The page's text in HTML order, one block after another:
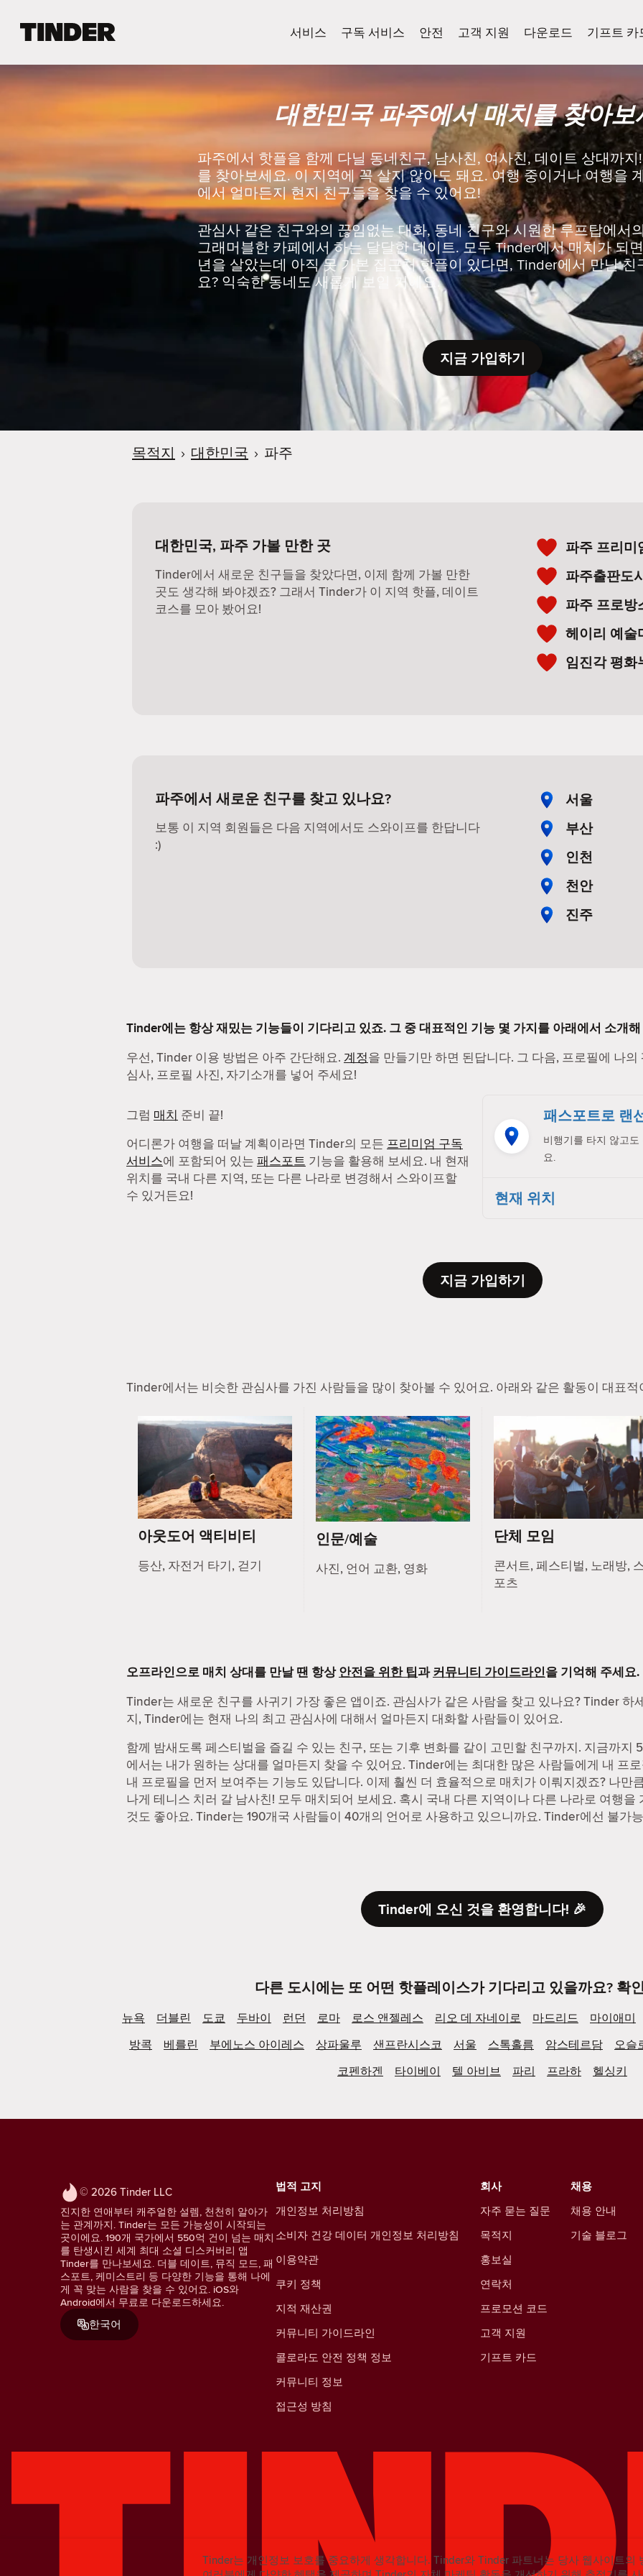
e
서비스 구독 서비스 안전 고객 지원 다운로드 기프트 카
대한민국 파주에서 매치를 찾아보
파주에서 핫플을 함께 다닐 동네친구, 남사친, 여사친, 데이트 상대까
를 찾아보세요. 이 지역에 꼭 살지 않아도 돼요. 여행 중이거나 여행을
에서 얼마든지 현지 친구들을 찾을 수 있어요!
관심사 같은 친구와의 끊임없는 대화, 동네 친구와 시원한 루프탑에서
그래머블한 카페에서 하는 달달한 데이트. 모두 Tinder에서 매치가 되
년을 살았는데 아직 못 가본 집근처 핫플이 있다면, Tinder에서 만난 친
요? 익숙한 동네도 새롭게 보일 거에요.
지금 가입하기
목적지 › 대한민국 › 파주
대한민국, 파주 가볼 만한 곳
Tinder에서 새로운 친구들을 찾았다면, 이제 함께 가볼 만한
곳도 생각해 봐야겠죠? 그래서 Tinder가 이 지역 핫플, 데이트
코스를 모아 봤어요!
파주 프리미
파주출판도
파주 프로방
헤이리 예술
임진각 평화
파주에서 새로운 친구를 찾고 있나요?
보통 이 지역 회원들은 다음 지역에서도 스와이프를 한답니다
:)
서울
부산
인천
천안
진주
Tinder에는 항상 재밌는 기능들이 기다리고 있죠. 그 중 대표적인 기능 몇 가지를 아래에서 소개
우선, Tinder 이용 방법은 아주 간단해요. 계정을 만들기만 하면 된답니다. 그 다음, 프로필에 나
심사, 프로필 사진, 자기소개를 넣어 주세요!
그럼 매치 준비 끝!
어디론가 여행을 떠날 계획이라면 Tinder의 모든 프리미엄 구독
서비스에 포함되어 있는 패스포트 기능을 활용해 보세요. 내 현재
위치를 국내 다른 지역, 또는 다른 나라로 변경해서 스와이프할
수 있거든요!
패스포트로 랜
비행기를 타지 않고
요.
현재 위치
지금 가입하기
Tinder에서는 비슷한 관심사를 가진 사람들을 많이 찾아볼 수 있어요. 아래와 같은 활동이 대표적
아웃도어 액티비티
등산, 자전거 타기, 걷기
인문/예술
사진, 언어 교환, 영화
단체 모임
콘서트, 페스티벌, 노래방,
포츠
오프라인으로 매치 상대를 만날 땐 항상안전을 위한 팁과커뮤니티 가이드라인을 기억해 주세요.
Tinder는 새로운 친구를 사귀기 가장 좋은 앱이죠. 관심사가 같은 사람을 찾고 있나요? Tinder 하
지, Tinder에는 현재 나의 최고 관심사에 대해서 얼마든지 대화할 사람들이 있어요.
함께 밤새도록 페스티벌을 즐길 수 있는 친구, 또는 기후 변화를 같이 고민할 친구까지. 지금까지
에서는 내가 원하는 상대를 얼마든지 찾을 수 있어요. Tinder에는 최대한 많은 사람들에게 내 프
내 프로필을 먼저 보여주는 기능도 있답니다. 이제 훨씬 더 효율적으로 매치가 이뤄지겠죠? 나만
나게 테니스 치러 갈 남사친! 모두 매치되어 보세요. 혹시 국내 다른 지역이나 다른 나라로 여행
것도 좋아요. Tinder는 190개국 사람들이 40개의 언어로 사용하고 있으니까요. Tinder에선 불가
Tinder에 오신 것을 환영합니다! 🎉
다른 도시에는 또 어떤 핫플레이스가 기다리고 있을까요? 확
뉴욕 더블린 도쿄 두바이 런던 로마 로스 앤젤레스 리오 데 자네이로 마드리드
마이애미
방콕
베를린 부에노스 아이레스 상파울루 샌프란시스코 서울 스톡홀름 암스테르담
오슬
코펜하겐
타이베이 텔 아비브 파리 프라하 헬싱키
© 2026 Tinder LLC
진지한 연애부터 캐주얼한 설렘, 천천히 알아가
는 관계까지. Tinder는 모든 가능성이 시작되는
곳이에요. 190개 국가에서 550억 건이 넘는 매치
를 탄생시킨 세계 최대 소셜 디스커버리 앱
Tinder를 만나보세요. 더블 데이트, 뮤직 모드, 패
스포트, 케미스트리 등 다양한 기능을 통해 나에
게 꼭 맞는 사람을 찾을 수 있어요. iOS와
Android에서 무료로 다운로드하세요.
한국어
법적 고지
개인정보 처리방침
소비자 건강 데이터 개인정보 처리방침
이용약관
쿠키 정책
지적 재산권
커뮤니티 가이드라인
콜로라도 안전 정책 정보
커뮤니티 정보
접근성 방침
채용
채용 안내
기술 블로그
회사
자주 묻는 질문
목적지
홍보실
연락처
프로모션 코드
고객 지원
기프트 카드
Tinder는 개인정보 보호를 중요하게 생각합니다. Tinder와 Tinder 파트너는 당사 웹사이트의